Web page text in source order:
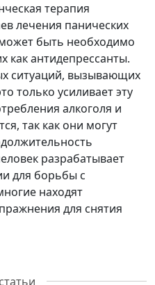
терапия
лечения панических
быть необходимо
как антидепрессанты.
ситуаций, вызывающих
только усиливает эту
алкоголя и
так как они могут
разрабатывает
для борьбы с
находят
для снятия